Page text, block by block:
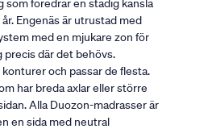
som föredrar en stadig känsla
Engenäs är utrustad med
med en mjukare zon för
precis där det behövs.
och passar de flesta.
har breda axlar eller större
Alla Duozon-madrasser är
en sida med neutral